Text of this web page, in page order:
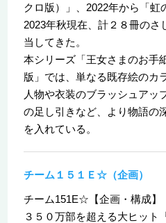
クロ版）」、2022年から「虹
2023年秋現在、計２８冊のさ
当してきた。
本シリーズ「王女さまのお手
版」では、単なる既存絵のカ
人物や衣装のブラッシュアッ
の足し引きなど、より物語の
を入れている。
チーム１５１Ｅ☆（企画）
チーム151E☆【企画・構成】
３５０万部を超える大ヒット